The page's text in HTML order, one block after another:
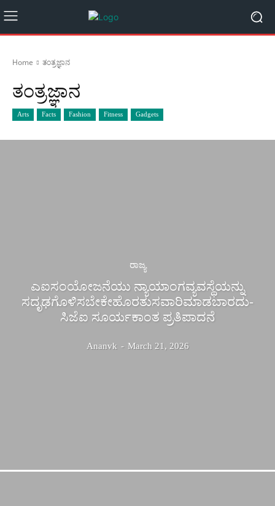
Home ತಂತ್ರಜ್ಞಾನ
ತಂತ್ರಜ್ಞಾನ
Arts Facts Fashion Fitness Gadgets
ರಾಜ್ಯ
ಎಐಸಂಯೋಜನೆಯು ನ್ಯಾಯಾಂಗವ್ಯವಸ್ಥೆಯನ್ನು
ಸದೃಢಗೊಳಿಸಬೇಕೇಹೊರತುಸವಾರಿಮಾಡಬಾರದು-
ಸಿಜೆಐ ಸೂರ್ಯಕಾಂತ ಪ್ರತಿಪಾದನೆ
Ananvk - March 21, 2026